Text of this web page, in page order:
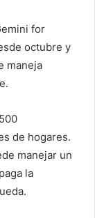
for
octubre y
maneja
de hogares.
manejar un
la